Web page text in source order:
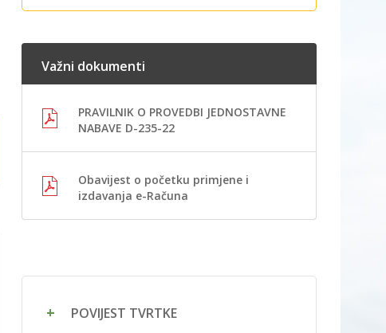
Važni dokumenti
PRAVILNIK O PROVEDBI JEDNOSTAVNE
NABAVE D-235-22
Obavijest o početku primjene i
izdavanja e-Računa
POVIJEST TVRTKE